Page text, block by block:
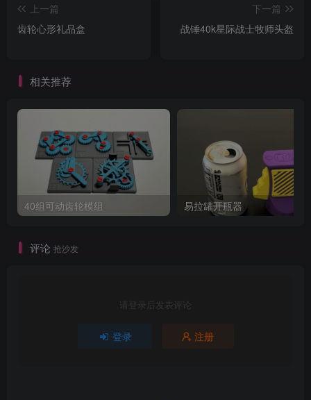
上一篇
齿轮心形礼品盒
下一篇
战锤40k星际战士牧师头盔
相关推荐
40组可动齿轮模组 易拉罐开瓶器
评论 抢沙发
请登录后发表评论
登录 注册